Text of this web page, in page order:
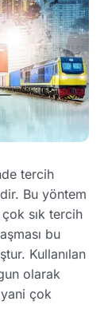
tercih
Bu yöntem
sık tercih
bu
Kullanılan
olarak
çok